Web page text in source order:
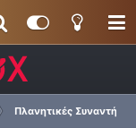
Πλανητικές